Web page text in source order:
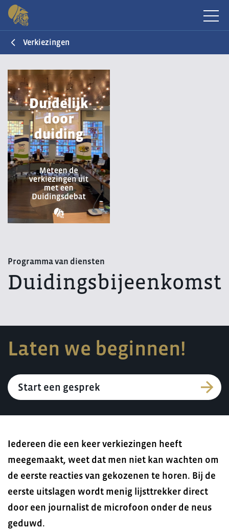
Verkiezingen
Programma van diensten
Duidingsbijeenkomst
Laten we beginnen!
Start een gesprek
Iedereen die een keer verkiezingen heeft
meegemaakt, weet dat men niet kan wachten om
de eerste reacties van gekozenen te horen. Bij de
eerste uitslagen wordt menig lijsttrekker direct
door een journalist de microfoon onder de neus
geduwd.